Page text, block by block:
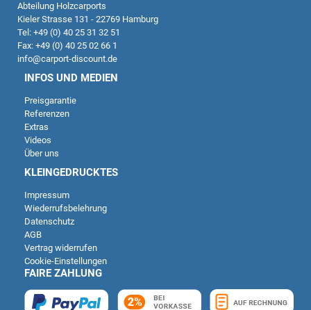
Abteilung Holzcarports
Kieler Strasse 131 - 22769 Hamburg
Tel: +49 (0) 40 25 31 32 51
Fax: +49 (0) 40 25 02 66 1
info@carport-discount.de
INFOS UND MEDIEN
Preisgarantie
Referenzen
Extras
Videos
Über uns
KLEINGEDRUCKTES
Impressum
Wiederrufsbelehrung
Datenschutz
AGB
Vertrag widerrufen
Cookie-Einstellungen
FAIRE ZAHLUNG